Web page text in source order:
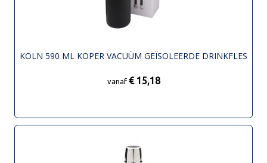
KOLN 590 ML KOPER VACUÜM GEÏSOLEERDE DRINKFLES
vanaf € 15,18